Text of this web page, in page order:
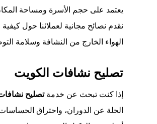
يعتمد على حجم الأسرة ومساحة
نقدم نصائح مجانية لعملائنا حول
الهواء الخارج من النشافة وسلامة
تصليح نشافات الكويت
إذا كنت تبحث عن خدمةتصليح
الحلة عن الدوران، واحتراق